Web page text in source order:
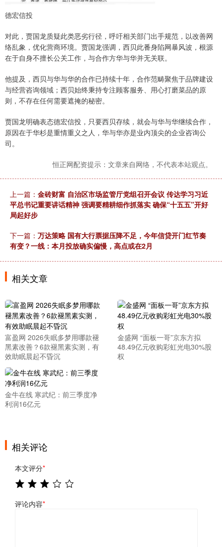
德宏信投
对此，贾国龙质疑此类恶劣行径，呼吁相关部门出手规范，以改善网
络乱象，优化营商环境。贾国龙强调，西贝此番身陷网暴风波，根源
在于自身不擅长公关工作，与合作方华与华并无关联。
他提及，西贝与华与华的合作已持续十年，合作范畴聚焦于品牌建设
与经营咨询领域；西贝始终秉持专注顾客服务、用心打磨菜品的原
则，不存在任何需要遮掩的秘密。
贾国龙明确表态德宏信投，只要西贝存续，就会与华与华继续合作，
原因在于华杉是重情重义之人，华与华亦是业内顶尖的企业咨询公
司。
恒正网配资提示：文章来自网络，不代表本站观点。
上一篇： 金砖财富 自治区市场监管厅党组召开会议 传达学习习近
平总书记重要讲话精神 强调要精耕细作抓落实 确保“十五五”开好
局起好步
下一篇： 万达策略 国有大行票据压降不足，今年信贷开门红节奏
有变？一线：本月投放确实偏慢，高点或在2月
相关文章
富盈网 2026失眠多梦用哪款褪
黑素改善？6款褪黑素实测，有
效助眠晨起不昏沉
金盛网 “面板一哥”京东方拟
48.49亿元收购彩虹光电30%股
权
金牛在线 寒武纪：前三季度净
利润16亿元
相关评论
本文评分*
评论内容*